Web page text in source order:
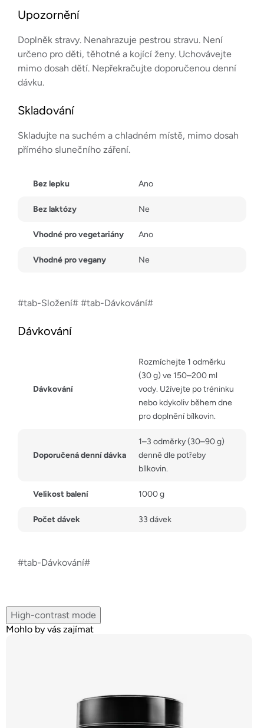
Upozornění
Doplněk stravy. Nenahrazuje pestrou stravu. Není
určeno pro děti, těhotné a kojící ženy. Uchovávejte
mimo dosah dětí. Nepřekračujte doporučenou denní
dávku.
Skladování
Skladujte na suchém a chladném místě, mimo dosah
přímého slunečního záření.
Bez lepku Ano
Bez laktózy Ne
Vhodné pro vegetariány Ano
Vhodné pro vegany Ne
#tab-Složení# #tab-Dávkování#
Dávkování
Dávkování
Rozmíchejte 1 odměrku
(30 g) ve 150–200 ml
vody. Užívejte po tréninku
nebo kdykoliv během dne
pro doplnění bílkovin.
Doporučená denní dávka
1–3 odměrky (30–90 g)
denně dle potřeby
bílkovin.
Velikost balení 1000 g
Počet dávek 33 dávek
#tab-Dávkování#
High-contrast mode
Mohlo by vás zajímat